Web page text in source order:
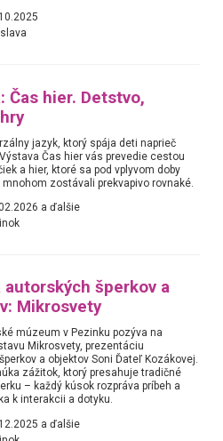
Čas hier. Detstvo,
jazyk, ktorý spája deti naprieč
Čas hier vás prevedie cestou
a hier, ktoré sa pod vplyvom doby
zostávali prekvapivo rovnaké.
a ďalšie
autorských šperkov a
Mikrosvety
múzeum v Pezinku pozýva na
Mikrosvety, prezentáciu
a objektov Soni Ďateľ Kozákovej.
zážitok, ktorý presahuje tradičné
– každý kúsok rozpráva príbeh a
k interakcii a dotyku.
a ďalšie